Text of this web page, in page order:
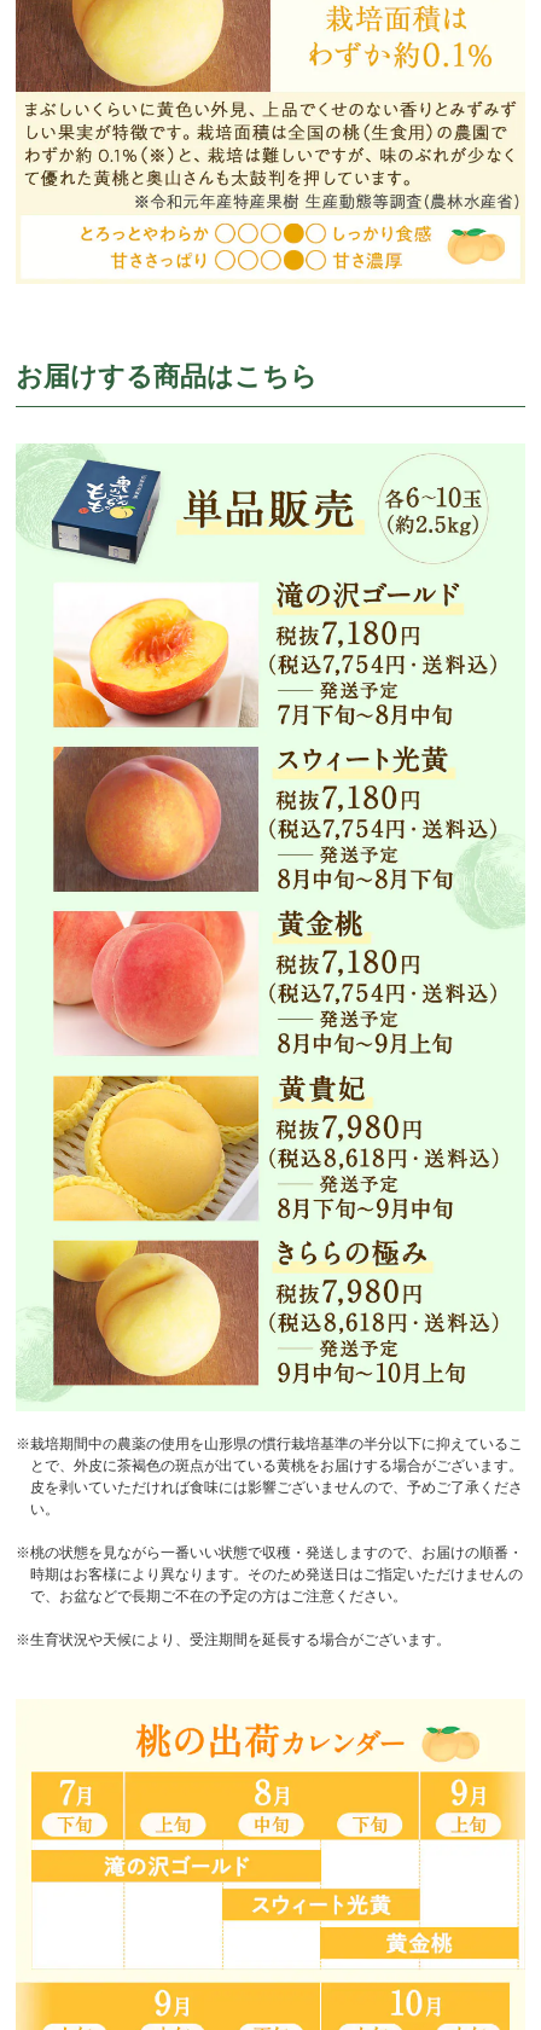
お届けする商品はこちら
※栽培期間中の農薬の使用を山形県の慣行栽培基準の半分以下に抑えているこ
とで、外皮に茶褐色の斑点が出ている黄桃をお届けする場合がございます。
皮を剥いていただければ食味には影響ございませんので、予めご了承くださ
い。
※桃の状態を見ながら一番いい状態で収穫・発送しますので、お届けの順番・
時期はお客様により異なります。そのため発送日はご指定いただけませんの
で、お盆などで長期ご不在の予定の方はご注意ください。
※生育状況や天候により、受注期間を延長する場合がございます。